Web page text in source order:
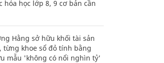
hóa học lớp 8, 9 cơ bản cần
Hằng sở hữu khối tài sản
từng khoe sổ đỏ tính bằng
mẫu 'không có nổi nghìn tỷ'